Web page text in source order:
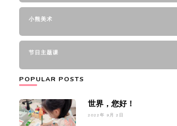
小熊美术
节日主题课
POPULAR POSTS
世界，您好！
2022年 9月 2日